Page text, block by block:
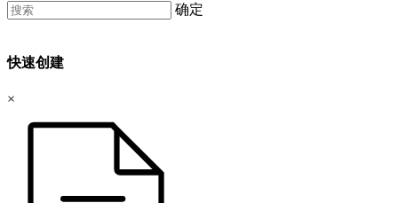
确定
快速创建
×